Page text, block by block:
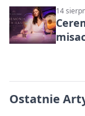
14
Ostatnie